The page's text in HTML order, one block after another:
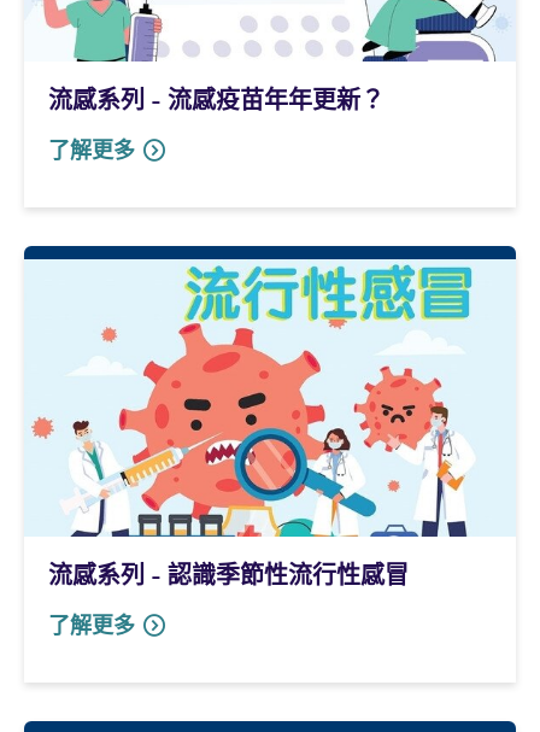
流感系列 - 流感疫苗年年更新？
了解更多
流感系列 - 認識季節性流行性感冒
了解更多